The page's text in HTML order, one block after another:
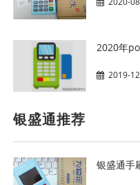
2020年
2019-
银盛通推荐
银盛通手